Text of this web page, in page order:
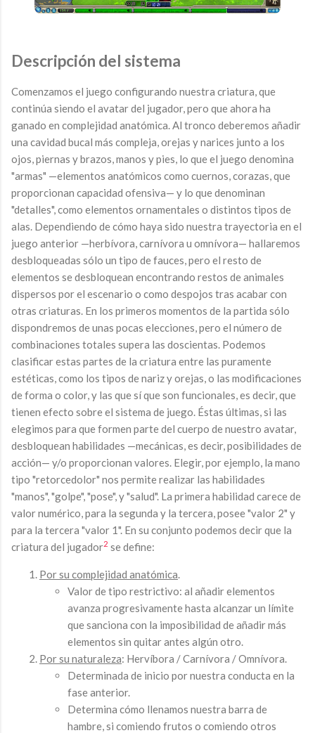
Descripción del sistema
Comenzamos el juego configurando nuestra criatura, que
continúa siendo el avatar del jugador, pero que ahora ha
ganado en complejidad anatómica. Al tronco deberemos añadir
una cavidad bucal más compleja, orejas y narices junto a los
ojos, piernas y brazos, manos y pies, lo que el juego denomina
"armas" —elementos anatómicos como cuernos, corazas, que
proporcionan capacidad ofensiva— y lo que denominan
"detalles", como elementos ornamentales o distintos tipos de
alas. Dependiendo de cómo haya sido nuestra trayectoria en el
juego anterior —herbívora, carnívora u omnívora— hallaremos
desbloqueadas sólo un tipo de fauces, pero el resto de
elementos se desbloquean encontrando restos de animales
dispersos por el escenario o como despojos tras acabar con
otras criaturas. En los primeros momentos de la partida sólo
dispondremos de unas pocas elecciones, pero el número de
combinaciones totales supera las doscientas. Podemos
clasificar estas partes de la criatura entre las puramente
estéticas, como los tipos de nariz y orejas, o las modificaciones
de forma o color, y las que sí que son funcionales, es decir, que
tienen efecto sobre el sistema de juego. Éstas últimas, si las
elegimos para que formen parte del cuerpo de nuestro avatar,
desbloquean habilidades —mecánicas, es decir, posibilidades de
acción— y/o proporcionan valores. Elegir, por ejemplo, la mano
tipo "retorcedolor" nos permite realizar las habilidades
"manos", "golpe", "pose", y "salud". La primera habilidad carece de
valor numérico, para la segunda y la tercera, posee "valor 2" y
para la tercera "valor 1". En su conjunto podemos decir que la
criatura del jugador2 se define:
Por su complejidad anatómica
Valor de tipo restrictivo: al añadir elementos
avanza progresivamente hasta alcanzar un límite
que sanciona con la imposibilidad de añadir más
elementos sin quitar antes algún otro.
Por su naturaleza: Hervíbora / Carnívora / Omnívora.
Determinada de inicio por nuestra conducta en la
fase anterior.
Determina cómo llenamos nuestra barra de
hambre, si comiendo frutos o comiendo otros